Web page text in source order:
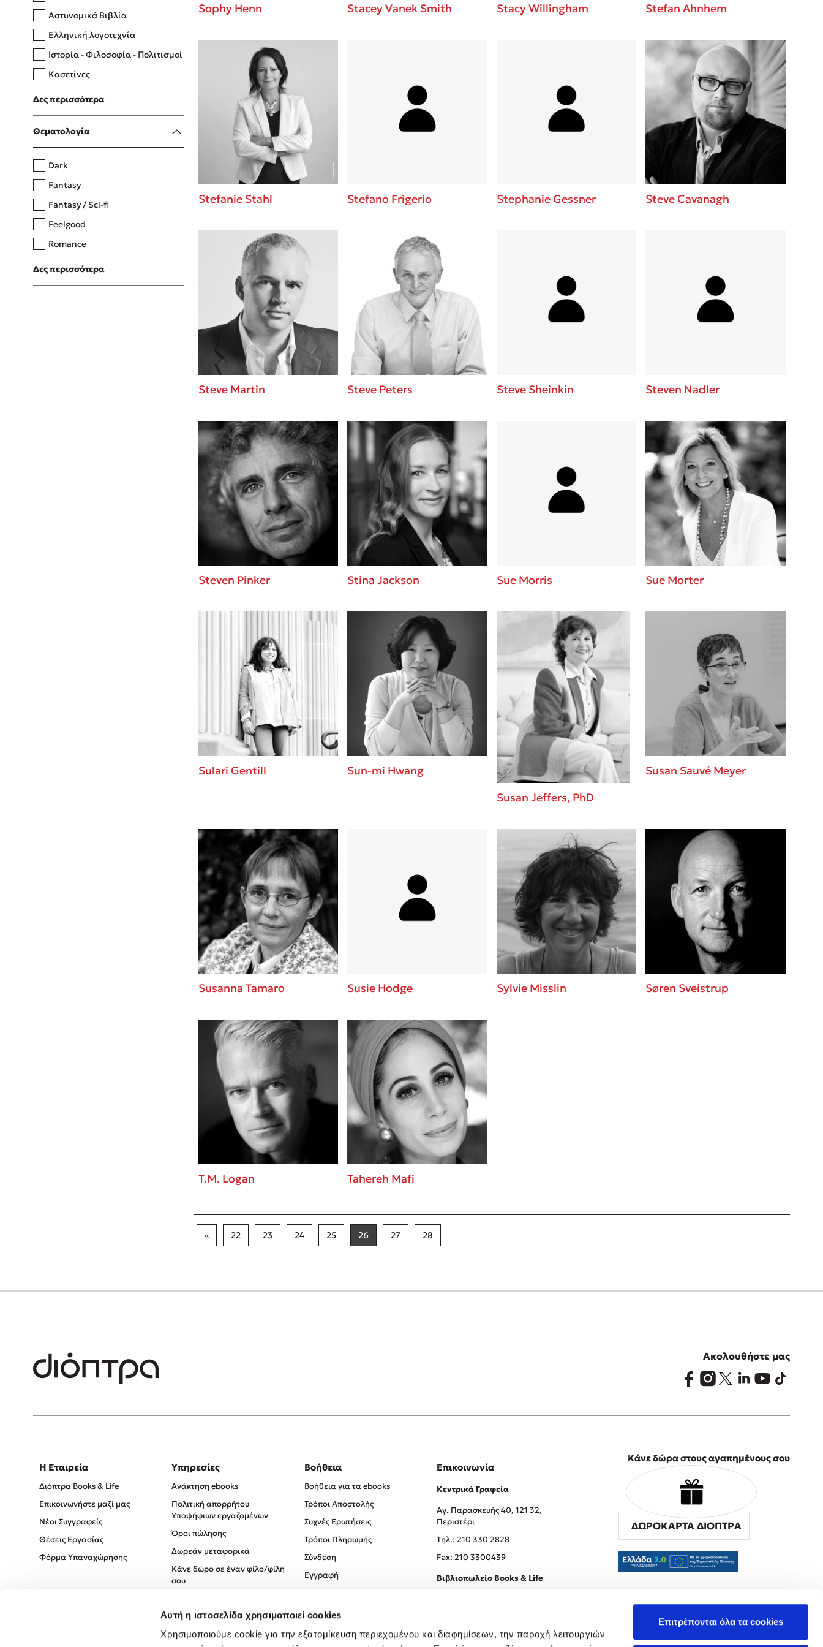
Αυτή η ιστοσελίδα χρησιμοποιεί cookies
Χρησιμοποιούμε cookie για την εξατομίκευση περιεχομένου και διαφημίσεων, την παροχή λειτουργιών
Επιτρέπονται όλα τα cookies
Δανάη Δεληγεώργη
Πάνω, κάτω, μπροστά, πίσω
Η μέθοδος Αφήστε τους
Αστυνομικά Βιβλία
Ελληνική λογοτεχνία
Ιστορία - Φιλοσοφία - Πολιτισμοί
Κασετίνες
Λευκώματα - Έγχρωμοι οδηγοί
Μαγειρική
Δες περισσότερα
Θεματολογία
Dark
Fantasy
Fantasy / Sci-fi
Feelgood
Romance
Upmarket
Young Adult
Δες περισσότερα
Sophy Henn Stacey Vanek Smith Stacy Willingham Stefan Ahnhem
Stefanie Stahl Stefano Frigerio Stephanie Gessner Steve Cavanagh
Steve Martin Steve Peters Steve Sheinkin Steven Nadler
Steven Pinker Stina Jackson Sue Morris Sue Morter
Sulari Gentill
Sun-mi Hwang
Susan Jeffers, PhD
Susan Sauvé Meyer
Susanna Tamaro Susie Hodge Sylvie Misslin Søren Sveistrup
T.M. Logan Tahereh Mafi
« 22 23 24 25 26 27 28
Ακολουθήστε μας
Η Εταιρεία
Διόπτρα Books & Life
Επικοινωνήστε μαζί μας
Νέοι Συγγραφείς
Θέσεις Εργασίας
Φόρμα Υπαναχώρησης
Υπηρεσίες
Ανάκτηση ebooks
Πολιτική απορρήτου
Υποψήφιων εργαζομένων
Όροι πώλησης
Δωρεάν μεταφορικά
Κάνε δώρο σε έναν φίλο/φίλη
σου
Πολιτική Απορρήτου
Όροι χρήσης
Βοήθεια
Βοήθεια για τα ebooks
Τρόποι Αποστολής
Συχνές Ερωτήσεις
Τρόποι Πληρωμής
Σύνδεση
Εγγραφή
Επικοινωνία
Κεντρικά Γραφεία
Αγ. Παρασκευής 40, 121 32,
Περιστέρι
Tηλ.: 210 330 2828
Fax: 210 3300439
Βιβλιοπωλείο Books & Life
Κάνε δώρα στους αγαπημένους σου
ΔΩΡΟΚΑΡΤΑ ΔΙΟΠΤΡΑ